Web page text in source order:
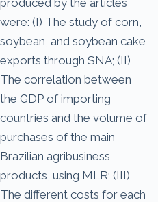
were: (I) The study of corn,
soybean, and soybean cake
exports through SNA; (II)
The correlation between
the GDP of importing
countries and the volume of
purchases of the main
Brazilian agribusiness
products, using MLR; (III)
The different costs for each